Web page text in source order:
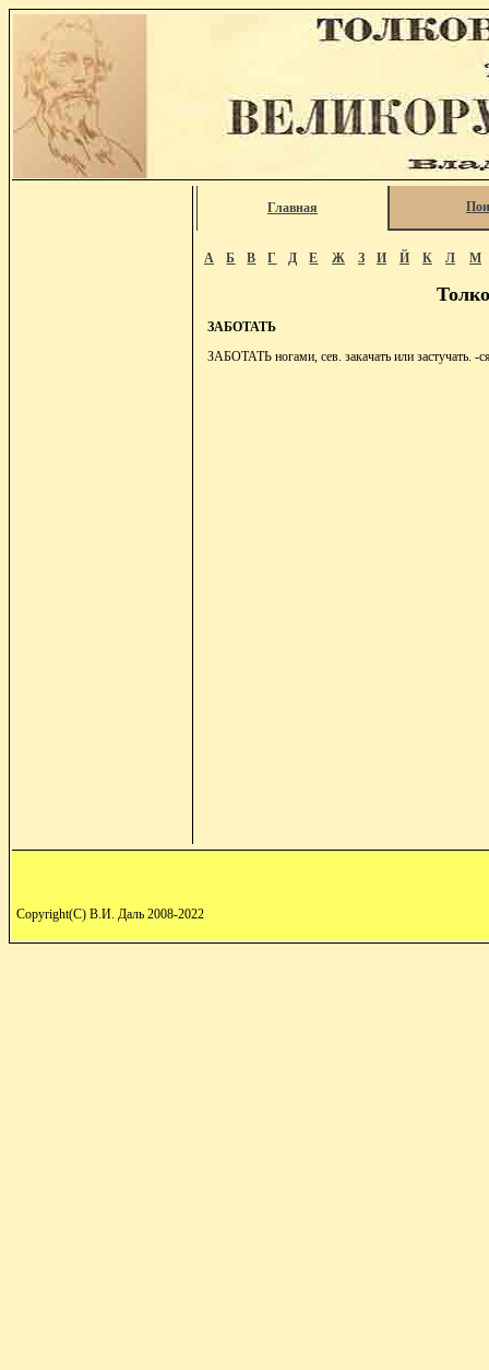
Главная
А Б В Г Д Е Ж З И Й К Л М
ЗАБОТАТЬ
ЗАБОТАТЬ ногами, сев. закачать или застучать. -
Copyright(C) В.И. Даль 2008-2022